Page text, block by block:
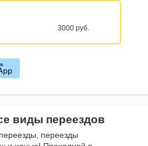
3000 руб.
виды переездов
переезды